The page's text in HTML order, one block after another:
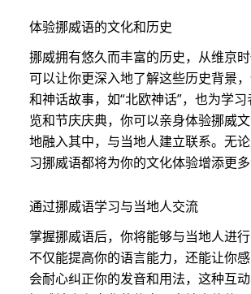
体验挪威语的文化和历史
挪威拥有悠久而丰富的历史，从维京
可以让你更深入地了解这些历史背景
和神话故事，如“北欧神话”，也为学
览和节庆庆典，你可以亲身体验挪威
地融入其中，与当地人建立联系。无
习挪威语都将为你的文化体验增添更多
通过挪威语学习与当地人交流
掌握挪威语后，你将能够与当地人进
不仅能提高你的语言能力，还能让你
会耐心纠正你的发音和用法，这种互